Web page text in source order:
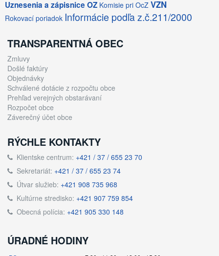
Uznesenia a zápisnice OZ Komisie pri OcZ VZN
Rokovací poriadok Informácie podľa z.č.211/2000
TRANSPARENTNÁ OBEC
Zmluvy
Došlé faktúry
Objednávky
Schválené dotácie z rozpočtu obce
Prehľad verejných obstarávaní
Rozpočet obce
Záverečný účet obce
RÝCHLE KONTAKTY
Klientske centrum: +421 / 37 / 655 23 70
Sekretariát: +421 / 37 / 655 23 74
Útvar služieb: +421 908 735 968
Kultúrne stredisko: +421 907 759 854
Obecná polícia: +421 905 330 148
ÚRADNÉ HODINY